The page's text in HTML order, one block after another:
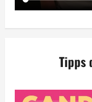
Tipps